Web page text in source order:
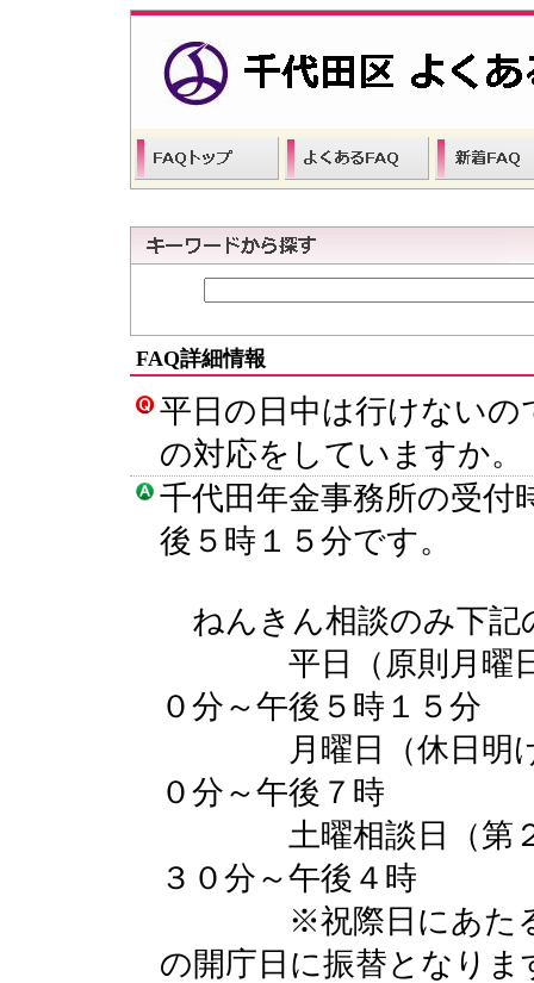
FAQ詳細情報
平日の日中は行けないの
の対応をしていますか。
千代田年金事務所の受
後５時１５分です。
ねんきん相談のみ下記
平日（原則月曜日
０分～午後５時１５分
月曜日（休日明け
０分～午後７時
土曜相談日（第２
３０分～午後４時
※祝際日にあたる月
の開庁日に振替となりま